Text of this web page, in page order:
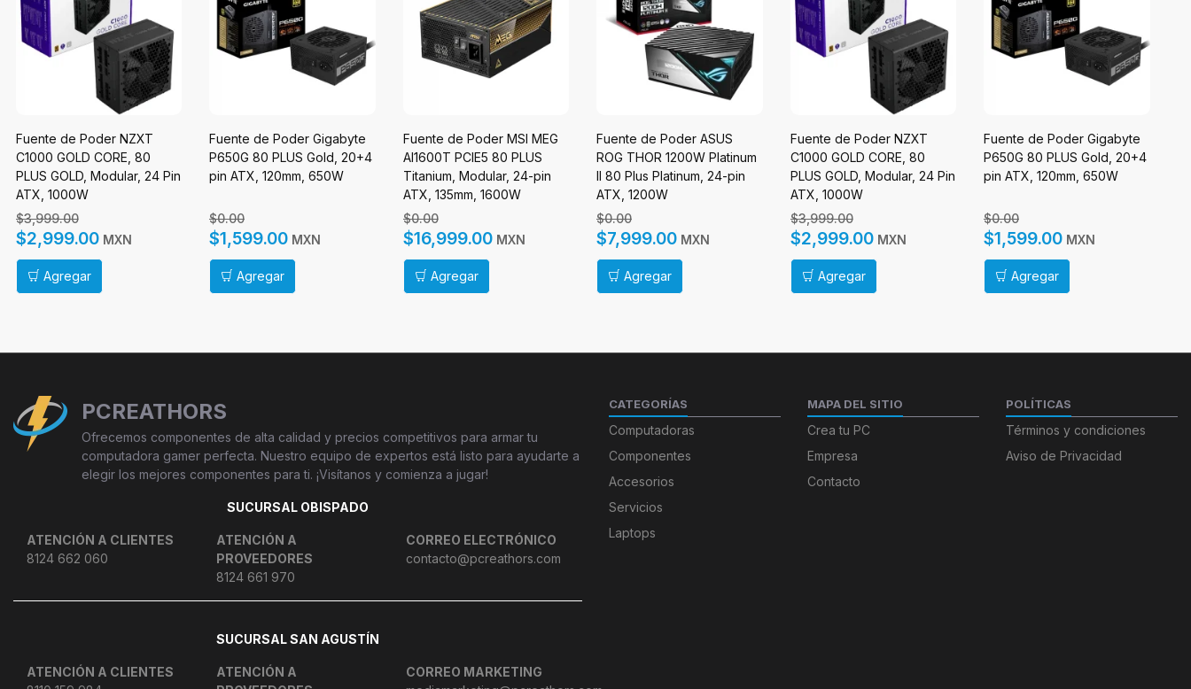
Fuente de Poder NZXT
C1000 GOLD CORE, 80
PLUS GOLD, Modular, 24 Pin
ATX, 1000W
$3,999.00
$2,999.00 MXN
Agregar
Fuente de Poder Gigabyte
P650G 80 PLUS Gold, 20+4
pin ATX, 120mm, 650W
$0.00
$1,599.00 MXN
Agregar
Fuente de Poder MSI MEG
AI1600T PCIE5 80 PLUS
Titanium, Modular, 24-pin
ATX, 135mm, 1600W
$0.00
$16,999.00 MXN
Agregar
Fuente de Poder ASUS
ROG THOR 1200W Platinum
II 80 Plus Platinum, 24-pin
ATX, 1200W
$0.00
$7,999.00 MXN
Agregar
Fuente de Poder NZXT
C1000 GOLD CORE, 80
PLUS GOLD, Modular, 24 Pin
ATX, 1000W
$3,999.00
$2,999.00 MXN
Agregar
Fuente de Poder Gigabyte
P650G 80 PLUS Gold, 20+4
pin ATX, 120mm, 650W
$0.00
$1,599.00 MXN
Agregar
PCREATHORS
Ofrecemos componentes de alta calidad y precios competitivos para armar tu
computadora gamer perfecta. Nuestro equipo de expertos está listo para ayudarte a
elegir los mejores componentes para ti. ¡Visítanos y comienza a jugar!
SUCURSAL OBISPADO
ATENCIÓN A CLIENTES
8124 662 060
ATENCIÓN A
PROVEEDORES
8124 661 970
CORREO ELECTRÓNICO
contacto@pcreathors.com
SUCURSAL SAN AGUSTÍN
ATENCIÓN A CLIENTES
ATENCIÓN A
CORREO MARKETING
CATEGORÍAS
Computadoras
Componentes
Accesorios
Servicios
Laptops
MAPA DEL SITIO
Crea tu PC
Empresa
Contacto
POLÍTICAS
Términos y condiciones
Aviso de Privacidad